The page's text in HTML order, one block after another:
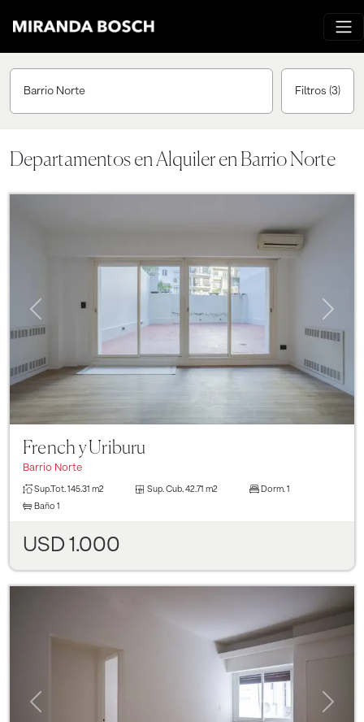
Barrio Norte Filtros (3)
Departamentos en Alquiler en Barrio Norte
Previous
French y Uriburu
Barrio Norte
Sup.Tot. 145.31 m2 Sup. Cub. 42.71 m2 Dorm. 1
Baño 1
USD 1.000
Previous